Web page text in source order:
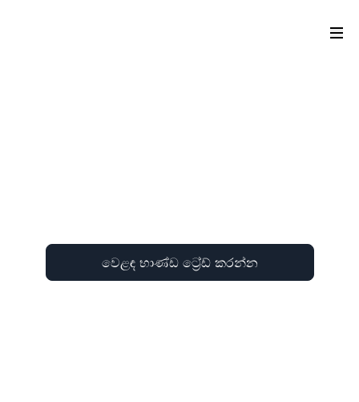
වෙළඳ භාණ්ඩ ට්‍රේඩ් කරන්න